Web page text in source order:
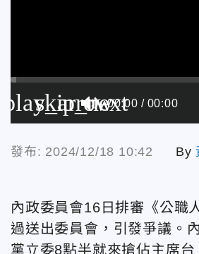
play_arrow
skip_next
00:00 00:00
發布: 2024/12/18 10:42 By
內政委員會16日排審《公職
過送出委員會，引發爭議。
黨立委8點半就來搶佔主席